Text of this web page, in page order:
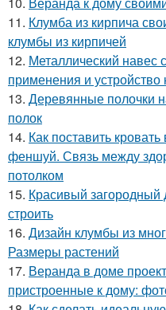
11. Клумба из кирпича
клумбы из кирпичей
12. Металлический
применения и
13. Деревянные полочки
полок
14. Как поставить
феншуй. Связь между
потолком
15. Красивый
строить
16. Дизайн клумбы из
Размеры растений
17. Веранда в доме
пристроенные к дому: